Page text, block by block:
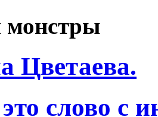
монстры
Цветаева.
слово с